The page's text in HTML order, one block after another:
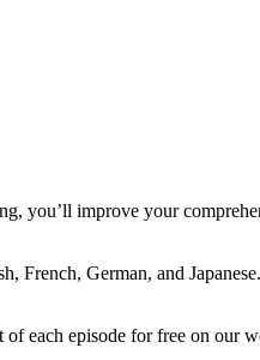
you’ll improve your
French, German, and
each episode for free on our